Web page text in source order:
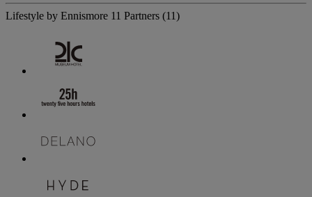
Lifestyle by Ennismore 11 Partners (11)